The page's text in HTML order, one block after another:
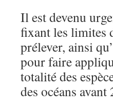
Il est devenu
fixant les limites
prélever, ainsi
pour faire
totalité des
des océans avant